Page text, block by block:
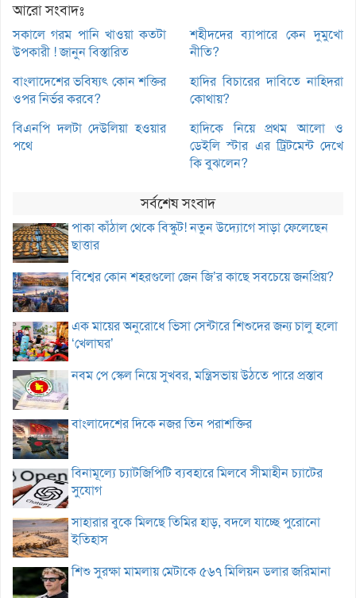
আরো সংবাদঃ
সকালে গরম পানি খাওয়া কতটা
উপকারী ! জানুন বিস্তারিত
শহীদদের ব্যাপারে কেন দুমুখো
নীতি?
বাংলাদেশের ভবিষ্যৎ কোন শক্তির
ওপর নির্ভর করবে?
হাদির বিচারের দাবিতে নাহিদরা
কোথায়?
বিএনপি দলটা দেউলিয়া হওয়ার
পথে
হাদিকে নিয়ে প্রথম আলো ও
ডেইলি স্টার এর ট্রিটমেন্ট দেখে
কি বুঝলেন?
সর্বশেষ সংবাদ
পাকা কাঁঠাল থেকে বিস্কুট! নতুন উদ্যোগে সাড়া ফেলেছেন
ছাত্তার
বিশ্বের কোন শহরগুলো জেন জি’র কাছে সবচেয়ে জনপ্রিয়?
এক মায়ের অনুরোধে ভিসা সেন্টারে শিশুদের জন্য চালু হলো
‘খেলাঘর’
নবম পে স্কেল নিয়ে সুখবর, মন্ত্রিসভায় উঠতে পারে প্রস্তাব
বাংলাদেশের দিকে নজর তিন পরাশক্তির
বিনামূল্যে চ্যাটজিপিটি ব্যবহারে মিলবে সীমাহীন চ্যাটের
সুযোগ
সাহারার বুকে মিলছে তিমির হাড়, বদলে যাচ্ছে পুরোনো
ইতিহাস
শিশু সুরক্ষা মামলায় মেটাকে ৫৬৭ মিলিয়ন ডলার জরিমানা